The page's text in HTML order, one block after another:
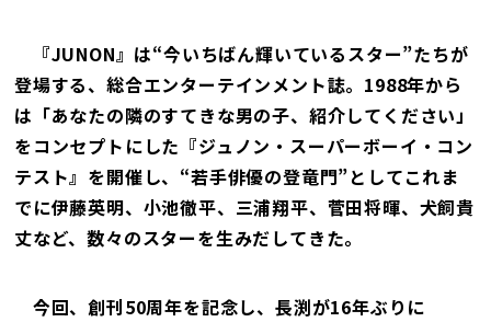
『JUNON』は“今いちばん輝いているスター”たちが
登場する、総合エンターテインメント誌。1988年から
は「あなたの隣のすてきな男の子、紹介してください」
をコンセプトにした『ジュノン・スーパーボーイ・コン
テスト』を開催し、“若手俳優の登竜門”としてこれま
でに伊藤英明、小池徹平、三浦翔平、菅田将暉、犬飼貴
丈など、数々のスターを生みだしてきた。
今回、創刊50周年を記念し、長渕が16年ぶりに